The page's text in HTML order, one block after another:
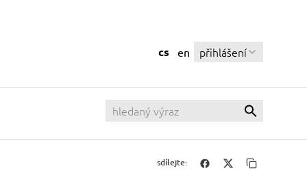
cs en přihlášení
sdílejte: